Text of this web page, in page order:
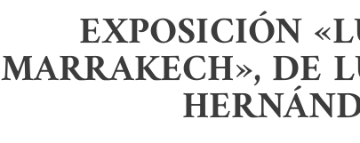
EXPOSICIÓN
MARRAKECH», DE